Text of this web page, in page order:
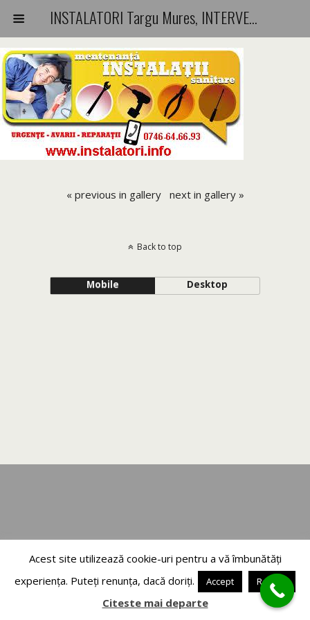
INSTALATORI Targu Mures, INTERVENTII-REPARATII-URGENTE
« previous in gallery next in gallery »
Back to top
Mobile Desktop
Acest site utilizează cookie-uri pentru a vă îmbunătăți
experiența. Puteți renunța, dacă doriți.
Accept Refuza
Citeste mai departe